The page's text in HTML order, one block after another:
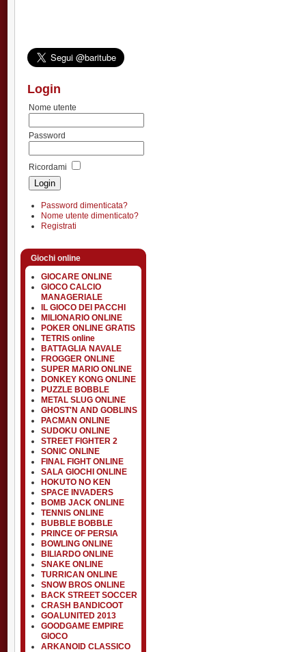
Login
Nome utente
Password
Ricordami
Password dimenticata?
Nome utente dimenticato?
Registrati
Giochi online
GIOCARE ONLINE
GIOCO CALCIO
MANAGERIALE
IL GIOCO DEI PACCHI
MILIONARIO ONLINE
POKER ONLINE GRATIS
TETRIS online
BATTAGLIA NAVALE
FROGGER ONLINE
SUPER MARIO ONLINE
DONKEY KONG ONLINE
PUZZLE BOBBLE
METAL SLUG ONLINE
GHOST'N AND GOBLINS
PACMAN ONLINE
SUDOKU ONLINE
STREET FIGHTER 2
SONIC ONLINE
FINAL FIGHT ONLINE
SALA GIOCHI ONLINE
HOKUTO NO KEN
SPACE INVADERS
BOMB JACK ONLINE
TENNIS ONLINE
BUBBLE BOBBLE
PRINCE OF PERSIA
BOWLING ONLINE
BILIARDO ONLINE
SNAKE ONLINE
TURRICAN ONLINE
SNOW BROS ONLINE
BACK STREET SOCCER
CRASH BANDICOOT
GOALUNITED 2013
GOODGAME EMPIRE
GIOCO
ARKANOID CLASSICO